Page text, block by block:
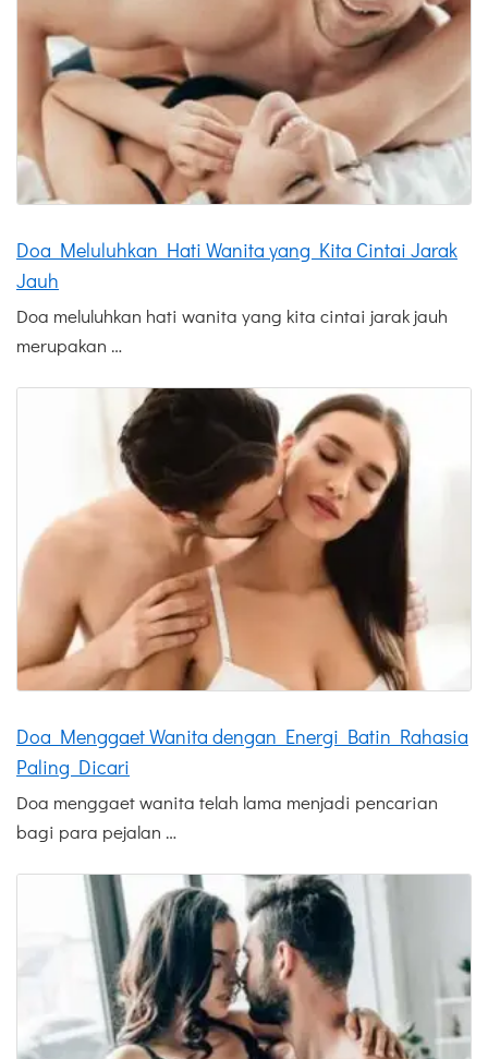
Doa Meluluhkan Hati Wanita yang Kita Cintai Jarak
Jauh
Doa meluluhkan hati wanita yang kita cintai jarak jauh
merupakan …
Doa Menggaet Wanita dengan Energi Batin Rahasia
Paling Dicari
Doa menggaet wanita telah lama menjadi pencarian
bagi para pejalan …